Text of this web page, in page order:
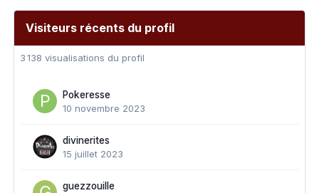
Visiteurs récents du profil
3 138 visualisations du profil
Pokeresse
10 novembre 2023
divinerites
15 juillet 2023
guezzouille